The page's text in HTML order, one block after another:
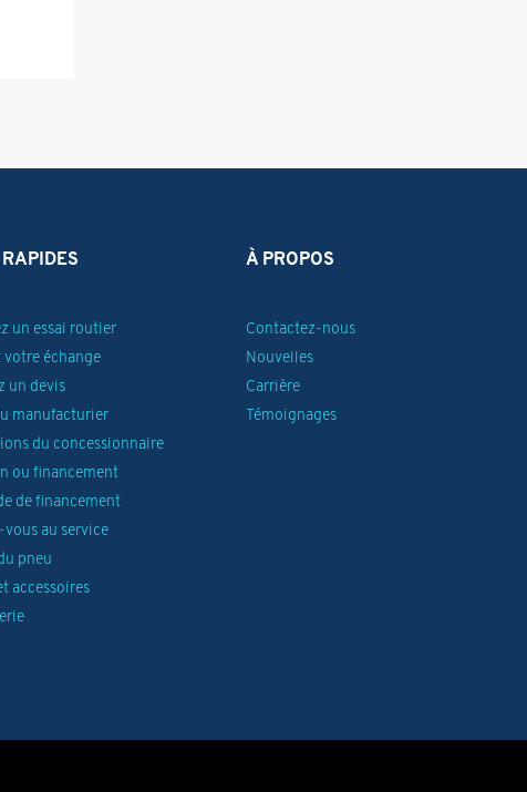
un essai routier
votre échange
un devis
manufacturier
du concessionnaire
ou financement
de financement
vous au service
pneu
accessoires
À PROPOS
Contactez-nous
Nouvelles
Carrière
Témoignages